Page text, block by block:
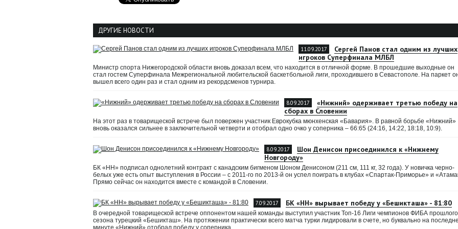
ДРУГИЕ НОВОСТИ
11.09.2017
Сергей Панов стал одним из лучших
игроков Суперфинала МЛБЛ
Министр спорта Нижегородской области вновь доказал всем, что находится в отличной форме. В прошедшие выходные он
стал гостем Суперфинала Межрегиональной любительской баскетбольной лиги, проходившего в Севастополе. На паркет
вышел всего один раз и стал одним из рекордсменов турнира.
8.09.2017
«Нижний» одерживает третью победу на
сборах в Словении
На этот раз в товарищеской встрече был повержен участник Еврокубка мюнхенская «Бавария». В равной борьбе «Нижний»
вновь оказался сильнее в заключительной четверти и отобрал одно очко у соперника – 66:65 (24:16, 14:22, 18:18, 10:9).
8.09.2017
Шон Денисон присоединился к «Нижнему
Новгороду»
БК «НН» подписал однолетний контракт с канадским бигменом Шоном Денисоном (211 см, 111 кг, 32 года). У новичка черно-
белых уже есть опыт выступления в России – с 2011-го по 2013-й он успел поиграть в клубах «Спартак-Приморье» и
Прямо сейчас он находится вместе с командой в Словении.
7.09.2017 БК «НН» вырывает победу у «Бешикташа» - 81:80
В очередной товарищеской встрече оппонентом нашей команды выступил участник Топ-16 Лиги чемпионов ФИБА прошлого
сезона турецкий «Бешикташ». На протяжении практически всего матча турки лидировали в счете, но буквально на
минуте «Нижний» отобрал победу у соперника.